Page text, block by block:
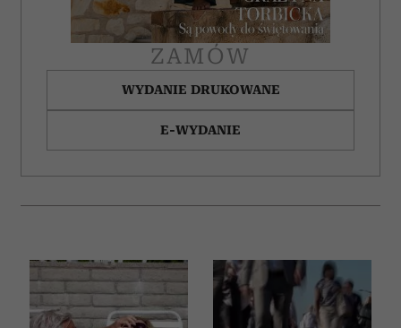
ZAMÓW
WYDANIE DRUKOWANE
E-WYDANIE